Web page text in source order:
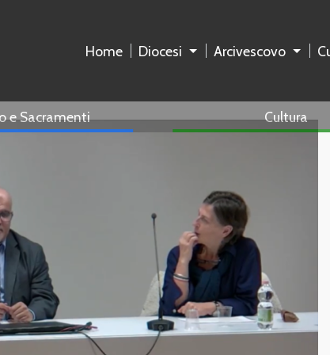
Home Diocesi Arcivescovo
e Sacramenti Cultura